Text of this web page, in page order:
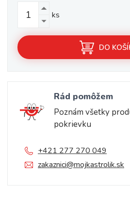
ks
DO
Rád pomôžem
Poznám všetky
pokrievku
+421 277 270 049
zakaznici@mojkastrolik.sk